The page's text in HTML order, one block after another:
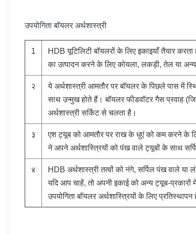
उपयोगिता बॉयलर अर्थशास्त्री
1
HDB यूटिलिटी बॉयलरों के लिए इकाइयाँ तैयार
का उत्पादन करने के लिए कोयला, लकड़ी, तेल या
२
ये अर्थशास्त्री आमतौर पर बॉयलर के पिछले पास में
साथ उन्मुख होते हैं। बॉयलर फीडवॉटर गैस प्रवाह
अर्थशास्त्री सर्किट से चलता है।
३
एश ट्यूब को आमतौर पर राख के धुएं को कम करने के
ने अपने अर्थशास्त्रियों को पंख वाले ट्यूबों के साथ
४
HDB अर्थशास्त्री तत्वों को नंगे, सर्पिल पंख वाले
यदि आप चाहें, तो अपनी इकाई को अन्य ट्यूब-
उपयोगिता बॉयलर अर्थशास्त्रियों के लिए